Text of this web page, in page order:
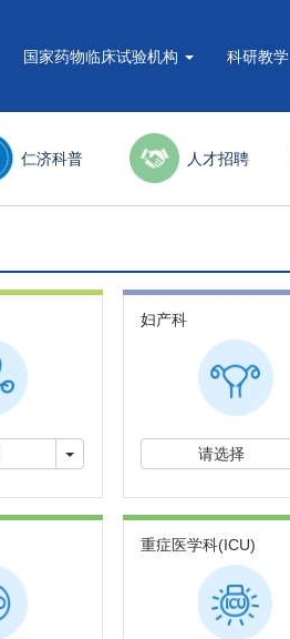
国家药物临床试验机构 科研教学
仁济科普 人才招聘
切换下拉菜单
妇产科
请选择
重症医学科(ICU)